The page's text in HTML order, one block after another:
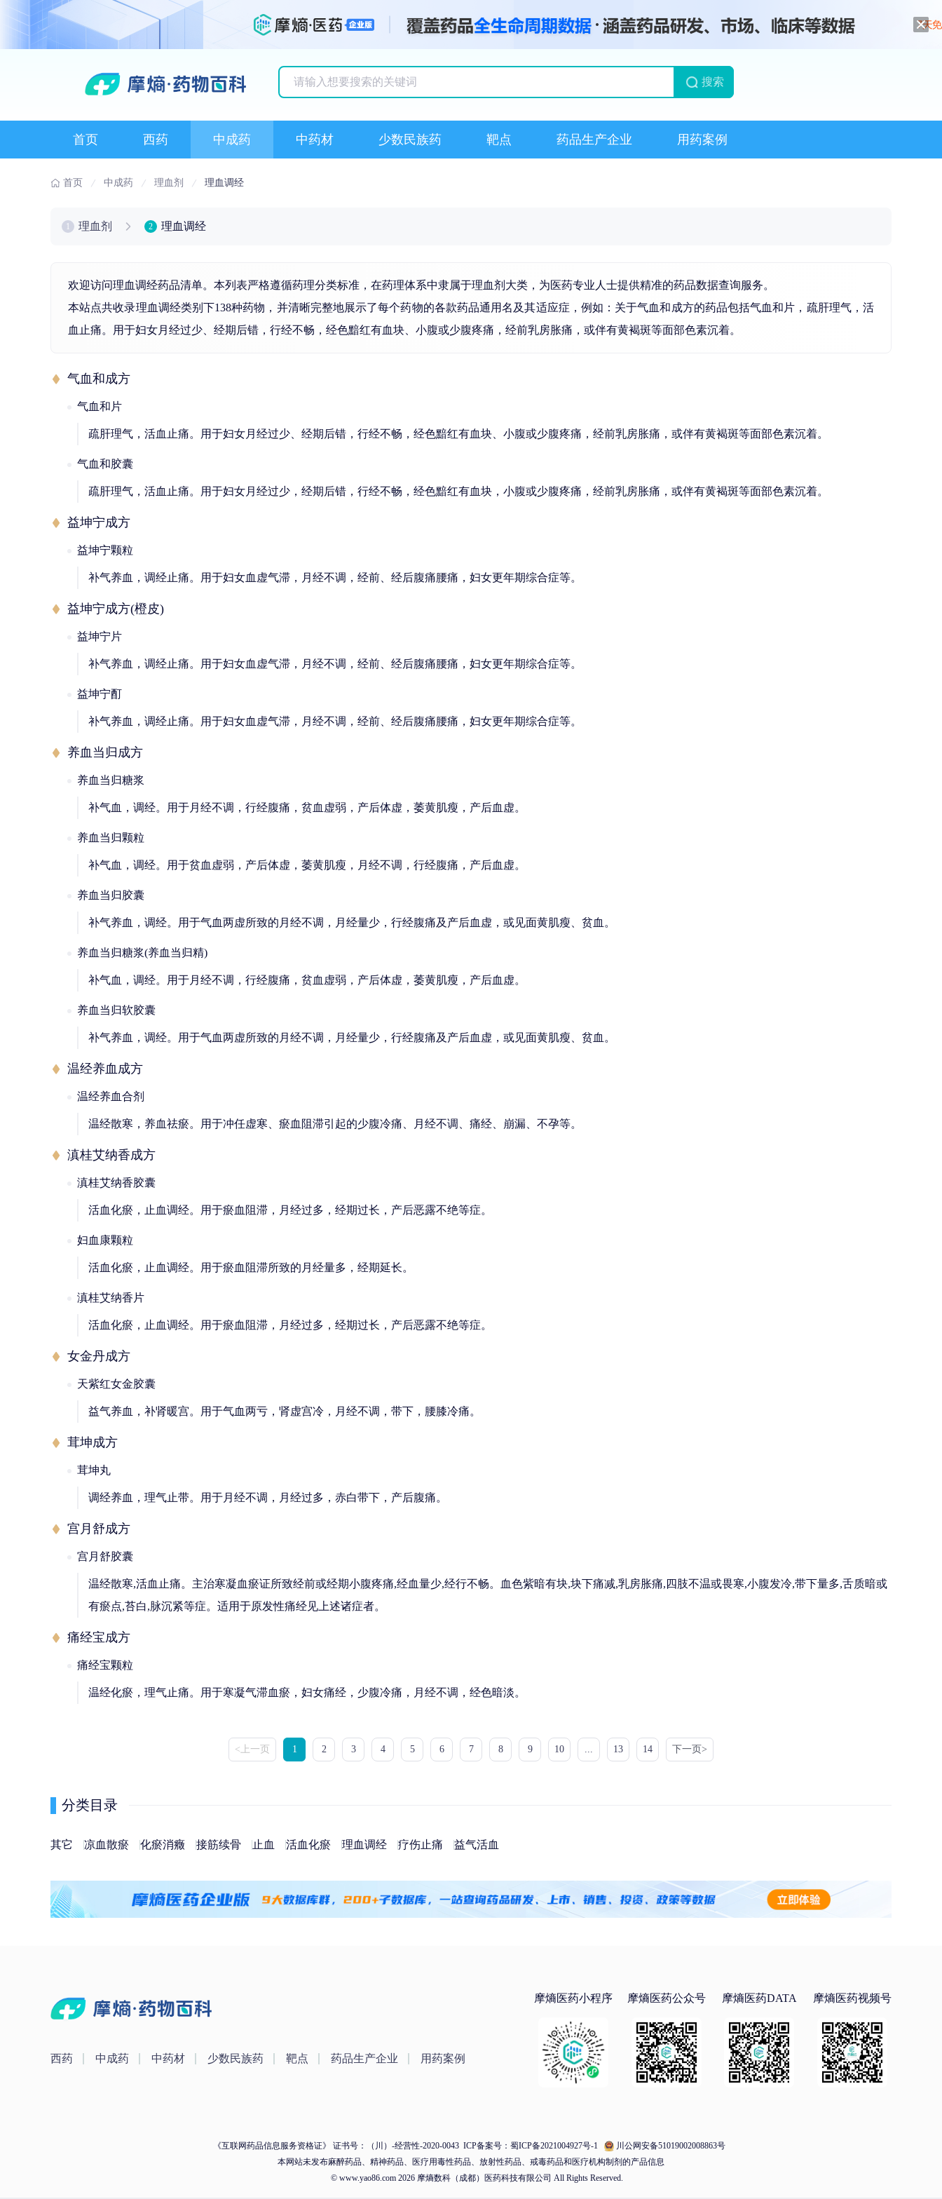
搜索
首页 西药 中成药 中药材 少数民族药 靶点 药品生产企业 用药案例
首页 中成药 理血剂 理血调经
理血剂 2 理血调经
欢迎访问理血调经药品清单。本列表严格遵循药理分类标准，在药理体系中隶属于理血剂大类，为医药专业人士提供精准的药品数据查询服务。
本站点共收录理血调经类别下138种药物，并清晰完整地展示了每个药物的各款药品通用名及其适应症，例如：关于气血和成方的药品包括气血和片，疏肝理气，活
血止痛。用于妇女月经过少、经期后错，行经不畅，经色黯红有血块、小腹或少腹疼痛，经前乳房胀痛，或伴有黄褐斑等面部色素沉着。
气血和成方
气血和片
疏肝理气，活血止痛。用于妇女月经过少、经期后错，行经不畅，经色黯红有血块、小腹或少腹疼痛，经前乳房胀痛，或伴有黄褐斑等面部色素沉着。
气血和胶囊
疏肝理气，活血止痛。用于妇女月经过少，经期后错，行经不畅，经色黯红有血块，小腹或少腹疼痛，经前乳房胀痛，或伴有黄褐斑等面部色素沉着。
益坤宁成方
益坤宁颗粒
补气养血，调经止痛。用于妇女血虚气滞，月经不调，经前、经后腹痛腰痛，妇女更年期综合症等。
益坤宁成方(橙皮)
益坤宁片
补气养血，调经止痛。用于妇女血虚气滞，月经不调，经前、经后腹痛腰痛，妇女更年期综合症等。
益坤宁酊
补气养血，调经止痛。用于妇女血虚气滞，月经不调，经前、经后腹痛腰痛，妇女更年期综合症等。
养血当归成方
养血当归糖浆
补气血，调经。用于月经不调，行经腹痛，贫血虚弱，产后体虚，萎黄肌瘦，产后血虚。
养血当归颗粒
补气血，调经。用于贫血虚弱，产后体虚，萎黄肌瘦，月经不调，行经腹痛，产后血虚。
养血当归胶囊
补气养血，调经。用于气血两虚所致的月经不调，月经量少，行经腹痛及产后血虚，或见面黄肌瘦、贫血。
养血当归糖浆(养血当归精)
补气血，调经。用于月经不调，行经腹痛，贫血虚弱，产后体虚，萎黄肌瘦，产后血虚。
养血当归软胶囊
补气养血，调经。用于气血两虚所致的月经不调，月经量少，行经腹痛及产后血虚，或见面黄肌瘦、贫血。
温经养血成方
温经养血合剂
温经散寒，养血祛瘀。用于冲任虚寒、瘀血阻滞引起的少腹冷痛、月经不调、痛经、崩漏、不孕等。
滇桂艾纳香成方
滇桂艾纳香胶囊
活血化瘀，止血调经。用于瘀血阻滞，月经过多，经期过长，产后恶露不绝等症。
妇血康颗粒
活血化瘀，止血调经。用于瘀血阻滞所致的月经量多，经期延长。
滇桂艾纳香片
活血化瘀，止血调经。用于瘀血阻滞，月经过多，经期过长，产后恶露不绝等症。
女金丹成方
天紫红女金胶囊
益气养血，补肾暖宫。用于气血两亏，肾虚宫冷，月经不调，带下，腰膝冷痛。
茸坤成方
茸坤丸
调经养血，理气止带。用于月经不调，月经过多，赤白带下，产后腹痛。
宫月舒成方
宫月舒胶囊
温经散寒,活血止痛。主治寒凝血瘀证所致经前或经期小腹疼痛,经血量少,经行不畅。血色紫暗有块,块下痛减,乳房胀痛,四肢不温或畏寒,小腹发冷,带下量多,舌质暗或
有瘀点,苔白,脉沉紧等症。适用于原发性痛经见上述诸症者。
痛经宝成方
痛经宝颗粒
温经化瘀，理气止痛。用于寒凝气滞血瘀，妇女痛经，少腹冷痛，月经不调，经色暗淡。
<上一页 1 2 3 4 5 6 7 8 9 10 ... 13 14 下一页>
分类目录
其它 凉血散瘀 化瘀消癥 接筋续骨 止血 活血化瘀 理血调经 疗伤止痛 益气活血
西药 中成药 中药材 少数民族药 靶点 药品生产企业 用药案例
摩熵医药小程序 摩熵医药公众号 摩熵医药DATA 摩熵医药视频号
《互联网药品信息服务资格证》 证书号：（川）-经营性-2020-0043 ICP备案号：蜀ICP备2021004927号-1
川公网安备51019002008863号
本网站未发布麻醉药品、精神药品、医疗用毒性药品、放射性药品、戒毒药品和医疗机构制剂的产品信息
© www.yao86.com 2026 摩熵数科（成都）医药科技有限公司 All Rights Reserved.